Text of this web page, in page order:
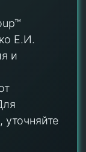
Е.И.
и